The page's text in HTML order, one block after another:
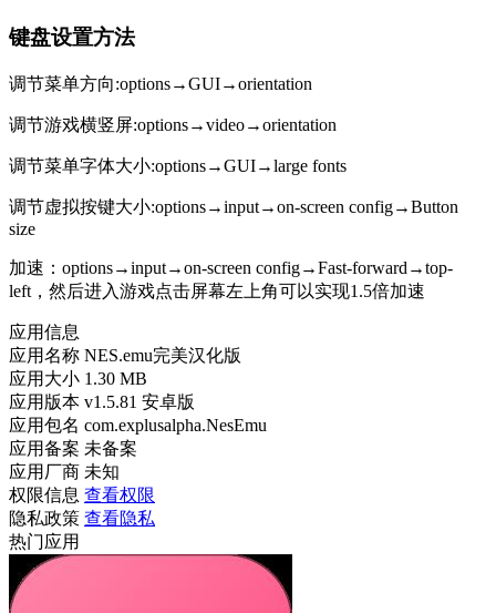
键盘设置方法
调节菜单方向:options→GUI→orientation
调节游戏横竖屏:options→video→orientation
调节菜单字体大小:options→GUI→large fonts
调节虚拟按键大小:options→input→on-screen config→Button
size
加速：options→input→on-screen config→Fast-forward→top-
left，然后进入游戏点击屏幕左上角可以实现1.5倍加速
应用信息
应用名称 NES.emu完美汉化版
应用大小 1.30 MB
应用版本 v1.5.81 安卓版
应用包名 com.explusalpha.NesEmu
应用备案 未备案
应用厂商 未知
权限信息 查看权限
隐私政策 查看隐私
热门应用